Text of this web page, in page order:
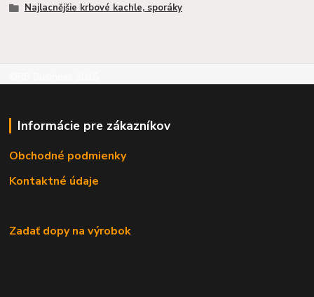
Najlacnějšie krbové kachle, sporáky
Informácie pre zákazníkov
Obchodné podmienky
Kontaktné údaje
Zadať dopy na výrobok